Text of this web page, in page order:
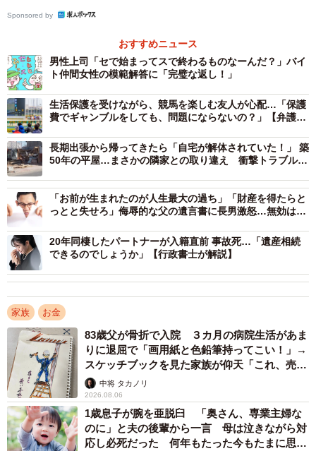
受け取っていても、相続放棄はできるのでしょうか。北摂
パートナーズ行政書士事務所の松尾武将さんに聞きまし
た。
ー生前贈与を受けていても相続放棄はできますか
生前贈与と相続放棄は法律上それぞれ独立した法律行為で
あり、生前贈与を受けたことが相続放棄の妨げにはなりま
せん。家庭裁判所が相続放棄の申述を受理する条件は「自
己のために相続の開始があったことを知った時から原則3ヶ
月以内に行う」「その相続人が、相続財産を処分するなど
一定の態度をとっていない場合」とされていますが、そも
そも生前贈与で受け取った財産は相続財産ではないため、
相続放棄の判断には影響しません。
なお、遺産分割の場面では、生前贈与で受け取った財産が
特別受益とされ、持ち戻しの免除もされていない場合に
は、具体的相続分を計算するうえで、「みなし相続財産」
として相続財産に加算されることがあります。
また、相続税を計算する場面では、相続開始前3〜7年以内
に行われた相続人に対する一定の財産の生前贈与は、相続
税の課税対象財産となる場合があるため注意が必要です。
Sponsored by
おすすめニュース
男性上司「セで始まってスで終わるものなーんだ？」バイ
ト仲間女性の模範解答に「完璧な返し！」
生活保護を受けながら、競馬を楽しむ友人が心配…「保護
費でギャンブルをしても、問題にならないの？」【弁護士
長期出張から帰ってきたら「自宅が解体されていた！」 築
50年の平屋…まさかの隣家との取り違え 衝撃トラブルの
「お前が生まれたのが人生最大の過ち」「財産を得たらと
っとと失せろ」侮辱的な父の遺言書に長男激怒…無効は主
20年同棲したパートナーが入籍直前 事故死…「遺産相続
できるのでしょうか」【行政書士が解説】
家族 お金
83歳父が骨折で入院 ３カ月の病院生活があま
りに退屈で「画用紙と色鉛筆持ってこい！」→
スケッチブックを見た家族が仰天「これ、売れ
ますよ…」
中将 タカノリ
2026.08.06
1歳息子が腕を亜脱臼 「奥さん、専業主婦な
のに」と夫の後輩から一言 母は泣きながら対
応し必死だった 何年もたった今もたまに思い